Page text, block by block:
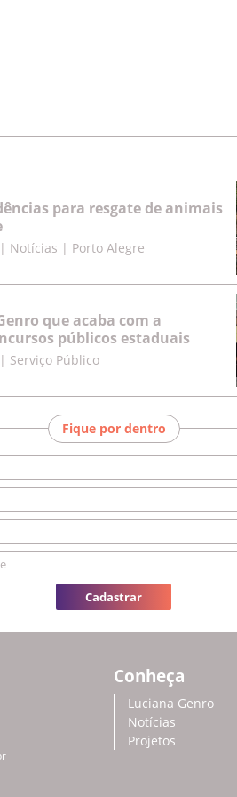
para resgate de animais
Notícias | Porto Alegre
que acaba com a
públicos estaduais
Serviço Público
Fique por dentro
Cadastrar
Conheça
Luciana Genro
Notícias
Projetos